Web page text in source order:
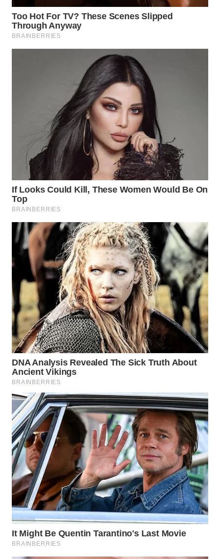
WN
BORNEO
Wahana
TANI
WAHANA
ADVOKAT
INFRASTRUKTUR
WAHANA
KONSUMEN
WAHANA
LISTRIK
WAHANA
TRAVEL
WAHANA
TV
WAHANANEWS
ID
WAHANANEWS
CO ID
WAHANANEWS
NET
WAHANA
SPORT
WAHANA
UMKM